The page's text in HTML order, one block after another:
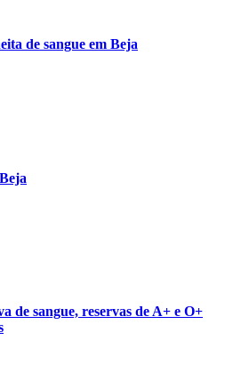
de sangue em Beja
de sangue, reservas de A+ e O+